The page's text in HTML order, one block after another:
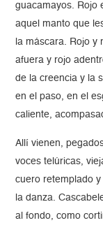
guacamayos. Rojo
aquel manto que
la máscara. Rojo y
afuera y rojo
de la creencia y la
en el paso, en el
caliente,
Allí vienen,
voces telúricas,
cuero retemplado
la danza.
al fondo, como